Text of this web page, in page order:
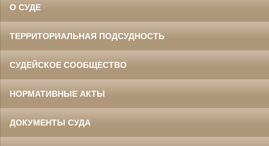
О СУДЕ
ТЕРРИТОРИАЛЬНАЯ ПОДСУДНОСТЬ
СУДЕЙСКОЕ СООБЩЕСТВО
НОРМАТИВНЫЕ АКТЫ
ДОКУМЕНТЫ СУДА